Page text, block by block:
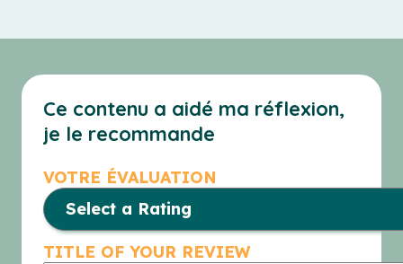
Ce contenu a aidé ma réflexion,
je le recommande
VOTRE ÉVALUATION
TITLE OF YOUR REVIEW